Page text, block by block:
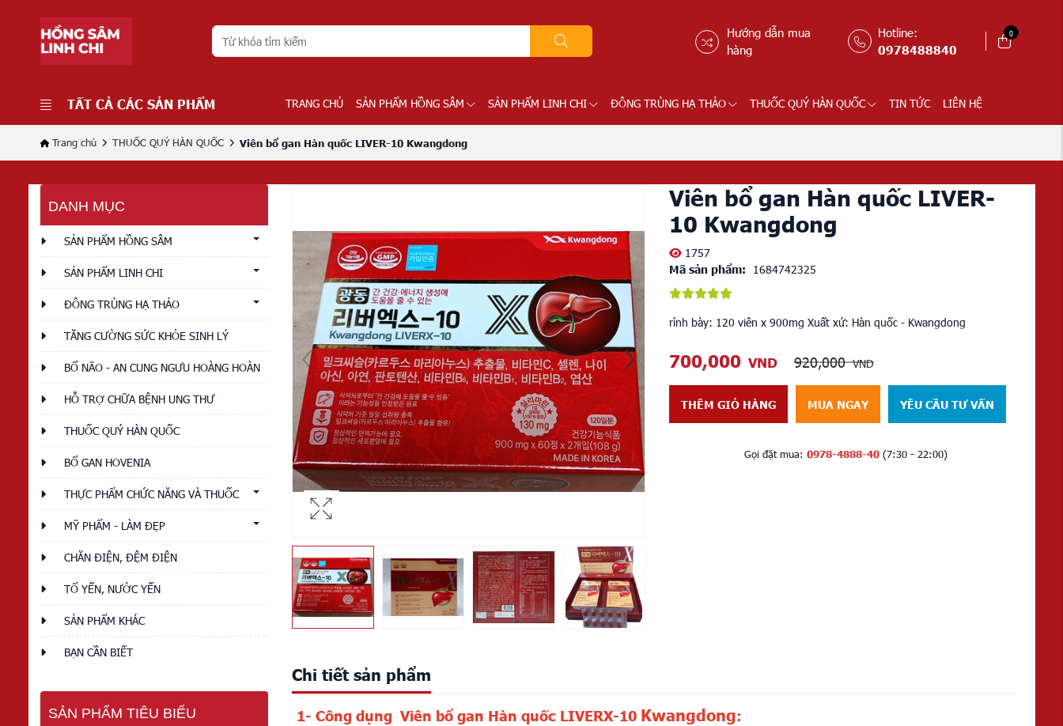
Hướng dẫn mua
hàng
Hotline:
0978488840
0
TẤT CẢ CÁC SẢN PHẨM TRANG CHỦ SẢN PHẨM HỒNG SÂM SẢN PHẨM LINH CHI ĐÔNG TRÙNG HẠ THẢO THUỐC QUÝ HÀN QUỐC TIN TỨC LIÊN HỆ
Trang chủ THUỐC QUÝ HÀN QUỐC Viên bổ gan Hàn quốc LIVER-10 Kwangdong
DANH MỤC
SẢN PHẨM HỒNG SÂM
SẢN PHẨM LINH CHI
ĐÔNG TRÙNG HẠ THẢO
TĂNG CƯỜNG SỨC KHỎE SINH LÝ
BỔ NÃO - AN CUNG NGƯU HOÀNG HOÀN
HỖ TRỢ CHỮA BỆNH UNG THƯ
THUỐC QUÝ HÀN QUỐC
BỔ GAN HOVENIA
THỰC PHẨM CHỨC NĂNG VÀ THUỐC
MỸ PHẨM - LÀM ĐẸP
CHĂN ĐIỆN, ĐỆM ĐIỆN
TỔ YẾN, NƯỚC YẾN
SẢN PHẨM KHÁC
BẠN CẦN BIẾT
SẢN PHẨM TIÊU BIỂU
Viên bổ gan Hàn quốc LIVER-
10 Kwangdong
1757
Mã sản phẩm: 1684742325
rình bày: 120 viên x 900mg Xuất xứ: Hàn quốc - Kwangdong
700,000 VND 920,000VND
THÊM GIỎ HÀNG MUA NGAY YÊU CẦU TƯ VẤN
Gọi đặt mua:0978-4888-40 (7:30 - 22:00)
Chi tiết sản phẩm
1- Công dụng Viên bổ gan Hàn quốc LIVERX-10 Kwangdong: